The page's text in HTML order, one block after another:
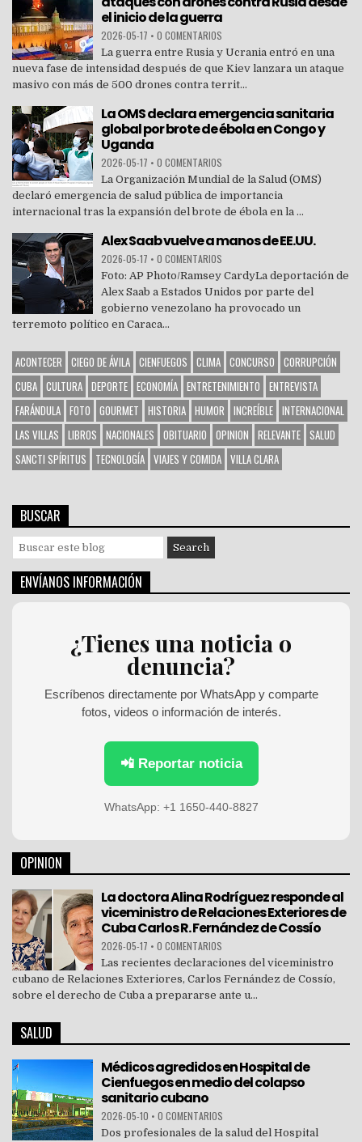
el inicio de la guerra
2026-05-17 • 0 COMENTARIOS
La guerra entre Rusia y Ucrania entró en una
nueva fase de intensidad después de que Kiev lanzara un ataque
masivo con más de 500 drones contra territ...
La OMS declara emergencia sanitaria
global por brote de ébola en Congo y
Uganda
2026-05-17 • 0 COMENTARIOS
La Organización Mundial de la Salud (OMS)
declaró emergencia de salud pública de importancia
internacional tras la expansión del brote de ébola en la ...
Alex Saab vuelve a manos de EE.UU.
2026-05-17 • 0 COMENTARIOS
Foto: AP Photo/Ramsey CardyLa deportación de
Alex Saab a Estados Unidos por parte del
gobierno venezolano ha provocado un
terremoto político en Caraca...
ACONTECER CIEGO DE ÁVILA CIENFUEGOS CLIMA CONCURSO CORRUPCIÓN
CUBA CULTURA DEPORTE ECONOMÍA ENTRETENIMIENTO ENTREVISTA
FARÁNDULA FOTO GOURMET HISTORIA HUMOR INCREÍBLE INTERNACIONAL
LAS VILLAS LIBROS NACIONALES OBITUARIO OPINION RELEVANTE SALUD
SANCTI SPÍRITUS
TECNOLOGÍA VIAJES Y COMIDA VILLA CLARA
BUSCAR
e
r
ENVÍANOS INFORMACIÓN
¿Tienes una noticia o
denuncia?
Escríbenos directamente por WhatsApp y comparte
fotos, videos o información de interés.
📲 Reportar noticia
WhatsApp: +1 1650-440-8827
OPINION
La doctora Alina Rodríguez responde al
viceministro de Relaciones Exteriores de
Cuba Carlos R. Fernández de Cossío
2026-05-17 • 0 COMENTARIOS
Las recientes declaraciones del viceministro
cubano de Relaciones Exteriores, Carlos Fernández de Cossío,
sobre el derecho de Cuba a prepararse ante u...
SALUD
Médicos agredidos en Hospital de
Cienfuegos en medio del colapso
sanitario cubano
2026-05-10 • 0 COMENTARIOS
Dos profesionales de la salud del Hospital